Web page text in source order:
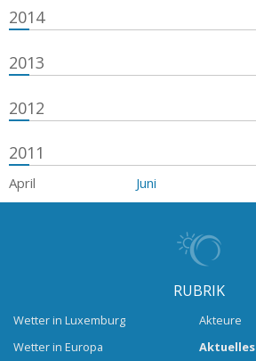
2014
2013
2012
2011
April Juni
RUBRIK
Wetter in Luxemburg
Wetter in Europa
Akteure
Aktuelles